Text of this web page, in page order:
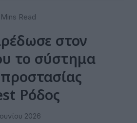
Read
στον
το σύστημα
Ρόδος
2026